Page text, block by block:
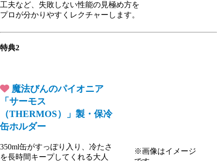
工夫など、失敗しない性能の見極め方を
プロが分かりやすくレクチャーします。
特典2
魔法びんのパイオニア
「サーモス
（THERMOS）」製・保冷
缶ホルダー
350ml缶がすっぽり入り、冷たさ
を長時間キープしてくれる大人
※画像はイメージ